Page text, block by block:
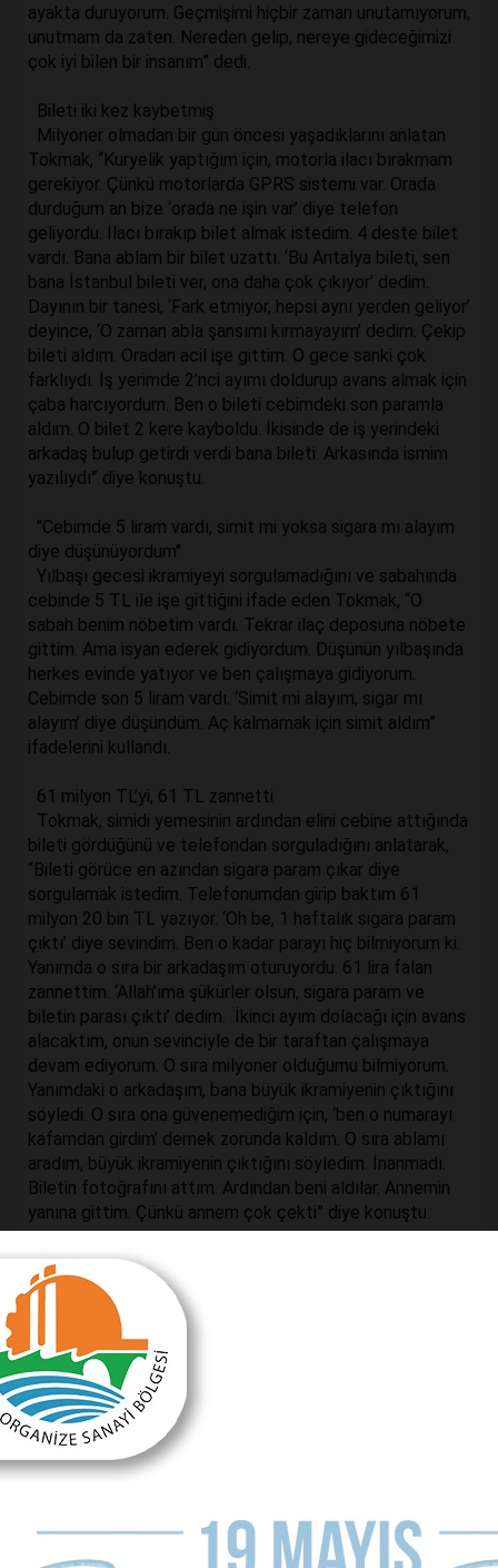
ayakta duruyorum. Geçmişimi hiçbir zaman unutamıyorum,
unutmam da zaten. Nereden gelip, nereye gideceğimizi
çok iyi bilen bir insanım” dedi.
Bileti iki kez kaybetmiş
Milyoner olmadan bir gün öncesi yaşadıklarını anlatan
Tokmak, “Kuryelik yaptığım için, motorla ilacı bırakmam
gerekiyor. Çünkü motorlarda GPRS sistemi var. Orada
durduğum an bize ‘orada ne işin var’ diye telefon
geliyordu. İlacı bırakıp bilet almak istedim. 4 deste bilet
vardı. Bana ablam bir bilet uzattı. ‘Bu Antalya bileti, sen
bana İstanbul bileti ver, ona daha çok çıkıyor’ dedim.
Dayının bir tanesi, ‘Fark etmiyor, hepsi aynı yerden geliyor’
deyince, ‘O zaman abla şansımı kırmayayım’ dedim. Çekip
bileti aldım. Oradan acil işe gittim. O gece sanki çok
farklıydı. İş yerimde 2’nci ayımı doldurup avans almak için
çaba harcıyordum. Ben o bileti cebimdeki son paramla
aldım. O bilet 2 kere kayboldu. İkisinde de iş yerindeki
arkadaş bulup getirdi verdi bana bileti. Arkasında ismim
yazılıydı” diye konuştu.
"Cebimde 5 liram vardı, simit mi yoksa sigara mı alayım
diye düşünüyordum"
Yılbaşı gecesi ikramiyeyi sorgulamadığını ve sabahında
cebinde 5 TL ile işe gittiğini ifade eden Tokmak, “O
sabah benim nöbetim vardı. Tekrar ilaç deposuna nöbete
gittim. Ama isyan ederek gidiyordum. Düşünün yılbaşında
herkes evinde yatıyor ve ben çalışmaya gidiyorum.
Cebimde son 5 liram vardı. ‘Simit mi alayım, sigar mı
alayım’ diye düşündüm. Aç kalmamak için simit aldım”
ifadelerini kullandı.
61 milyon TL’yi, 61 TL zannetti
Tokmak, simidi yemesinin ardından elini cebine attığında
bileti gördüğünü ve telefondan sorguladığını anlatarak,
“Bileti görüce en azından sigara param çıkar diye
sorgulamak istedim. Telefonumdan girip baktım 61
milyon 20 bin TL yazıyor. ‘Oh be, 1 haftalık sigara param
çıktı’ diye sevindim. Ben o kadar parayı hiç bilmiyorum ki.
Yanımda o sıra bir arkadaşım oturuyordu. 61 lira falan
zannettim. ‘Allah’ıma şükürler olsun, sigara param ve
biletin parası çıktı’ dedim. İkinci ayım dolacağı için avans
alacaktım, onun sevinciyle de bir taraftan çalışmaya
devam ediyorum. O sıra milyoner olduğumu bilmiyorum.
Yanımdaki o arkadaşım, bana büyük ikramiyenin çıktığını
söyledi. O sıra ona güvenemediğim için, ‘ben o numarayı
kafamdan girdim’ demek zorunda kaldım. O sıra ablamı
aradım, büyük ikramiyenin çıktığını söyledim. İnanmadı.
Biletin fotoğrafını attım. Ardından beni aldılar. Annemin
yanına gittim. Çünkü annem çok çekti” diye konuştu.
"Bazen 'rüyada mıyım acaba' diye kendimi
sorguluyorum"
Parayı alır almaz ne yapacağını bilmediğini, ardından
çocukluk hayali olan arabaları alıp satmaya başlayarak
ticarete atıldığını ifade eden Tokmak, şu anda aksesuar,
kaplama, araç yıkama dükkanları, onlarca evi ve 8
otomobilinin bulunduğunu söyledi. İş yerlerinde 19 kişiye
işveren Tokmak, “İnsanlara bir nebze olsun ekmek kapısı
oldu. Önceden yoldan geçen arkadaşlarımın arabalarını
görüyordum. Keşke benim de böyle arabam olsa
Nereye takıyorsun, bizimkisi sadece hayaldi. Ama Allah
hayalimin üstünü nasip etti. Bazen kendimi sorguluyorum.